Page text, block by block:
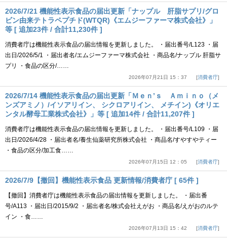
2026/7/21 機能性表示食品の届出更新「ナップル 肝脂サプリ/グロ
ビン由来テトラペプチド(WTQR)《エムジーファーマ株式会社》」
等 [ 追加23件 / 合計11,230件 ]
消費者庁は機能性表示食品の届出情報を更新しました。 ・届出番号/L123 ・届
出日/2026/5/1 ・届出者名/エムジーファーマ株式会社 ・商品名/ナップル 肝脂サ
プリ ・食品の区分/……
2026年07月21日 15：37 消費者庁
2026/7/14 機能性表示食品の届出更新「Ｍｅｎ’ｓ Ａｍｉｎｏ（メ
ンズアミノ）/イソアリイン、 シクロアリイン、 メチイン)《オリエ
ンタル酵母工業株式会社》」等 [ 追加14件 / 合計11,207件 ]
消費者庁は機能性表示食品の届出情報を更新しました。 ・届出番号/L109 ・届
出日/2026/4/28 ・届出者名/養生仙薬研究所株式会社 ・商品名/すやすやティー
・食品の区分/加工食……
2026年07月15日 12：05 消費者庁
2026/7/9【撤回】機能性表示食品 更新情報/消費者庁 [ 65件 ]
【撤回】消費者庁は機能性表示食品の届出情報を更新しました。 ・届出番
号/A113 ・届出日/2015/9/2 ・届出者名/株式会社えがお ・商品名/えがおのルテ
イン ・食……
2026年07月13日 15：42 消費者庁